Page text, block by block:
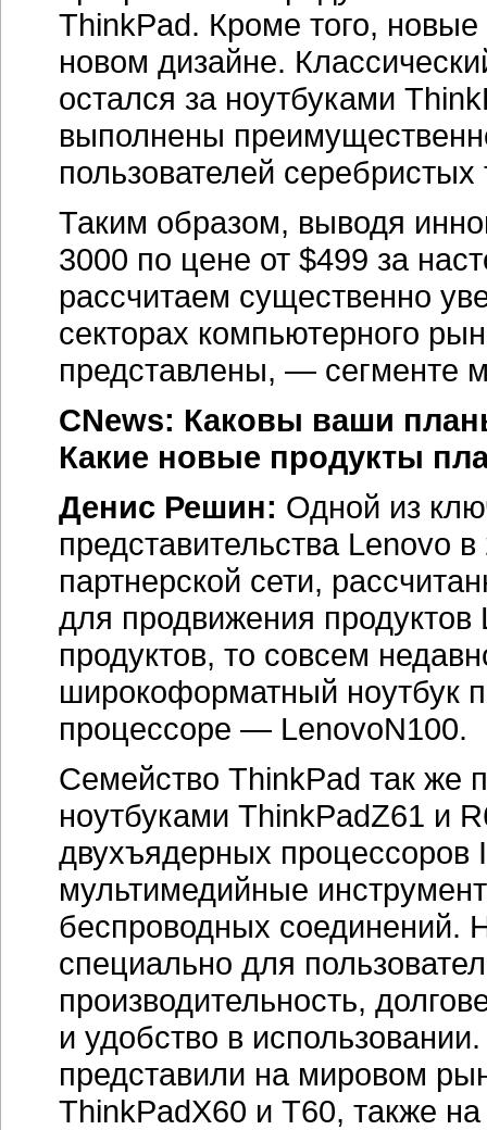
ThinkPad. Кроме того,
новом дизайне.
остался за ноутбуками
выполнены
пользователей серебристых
Таким образом, выводя
3000 по цене от $499 за
рассчитаем существенно
секторах компьютерного
представлены, — сегменте
CNews: Каковы ваши
Какие новые продукты
Денис Решин: Одной из
представительства Lenovo
партнерской сети,
для продвижения
продуктов, то совсем
широкоформатный ноутбук
процессоре — LenovoN100.
Семейство ThinkPad так же
ноутбуками ThinkPadZ61 и
двухъядерных
мультимедийные
беспроводных соединений.
специально для
производительность,
и удобство в
представили на мировом
ThinkPadX60 и Т60, также